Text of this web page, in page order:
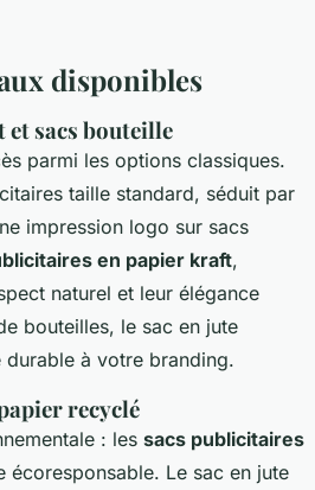
disponibles
et sacs bouteille
parmi les options classiques.
taille standard, séduit par
impression logo sur sacs
en papier kraft,
naturel et leur élégance
bouteilles, le sac en jute
à votre branding.
recyclé
: les sacs publicitaires
écoresponsable. Le sac en jute